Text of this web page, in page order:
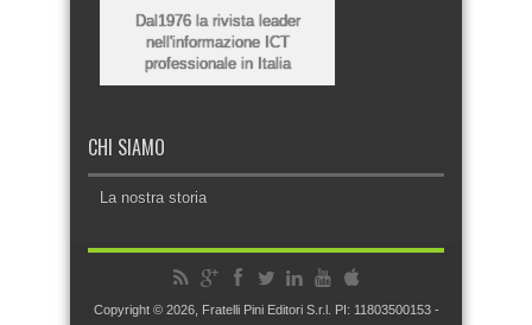
Dal1976 la rivista leader
nell'informazione ICT
professionale in Italia
CHI SIAMO
La nostra storia
Copyright © 2026, Fratelli Pini Editori S.r.l. PI: 11803500153 -